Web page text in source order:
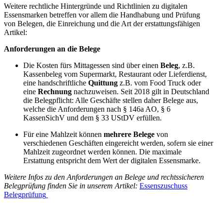
Weitere rechtliche Hintergründe und Richtlinien zu digitalen
Essensmarken betreffen vor allem die Handhabung und Prüfung
von Belegen, die Einreichung und die Art der erstattungsfähigen
Artikel:
Anforderungen an die Belege
Die Kosten fürs Mittagessen sind über einen Beleg, z.B.
Kassenbeleg vom Supermarkt, Restaurant oder Lieferdienst,
eine handschriftliche Quittung z.B. vom Food Truck oder
eine Rechnung nachzuweisen. Seit 2018 gilt in Deutschland
die Belegpflicht: Alle Geschäfte stellen daher Belege aus,
welche die Anforderungen nach § 146a AO, § 6
KassenSichV und dem § 33 UStDV erfüllen.
Für eine Mahlzeit können mehrere Belege von
verschiedenen Geschäften eingereicht werden, sofern sie einer
Mahlzeit zugeordnet werden können. Die maximale
Erstattung entspricht dem Wert der digitalen Essensmarke.
Weitere Infos zu den Anforderungen an Belege und rechtssicheren
Belegprüfung finden Sie in unserem Artikel: Essenszuschuss
Belegprüfung